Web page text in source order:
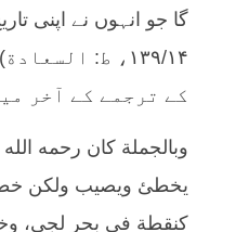
گا جو انہوں نے اپنی
۱۳۹/۱۴، ط:
کے ترجمے کے آخر
وبالجملة كان رحمه
يخطئ ويصيب ولكن
كنقطة في بحر لجي،